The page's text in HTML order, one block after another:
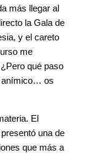
más llegar al
la Gala de
y el careto
me
¿Pero qué paso
anímico… os
El
una de
que más a